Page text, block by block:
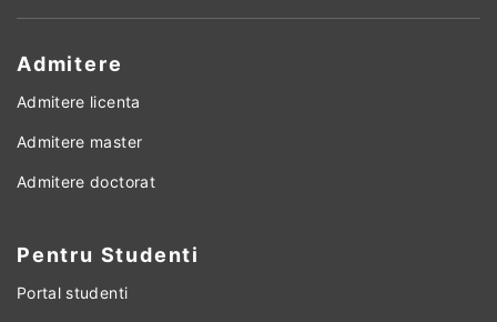
Admitere
Admitere licenta
Admitere master
Admitere doctorat
Pentru Studenti
Portal studenti